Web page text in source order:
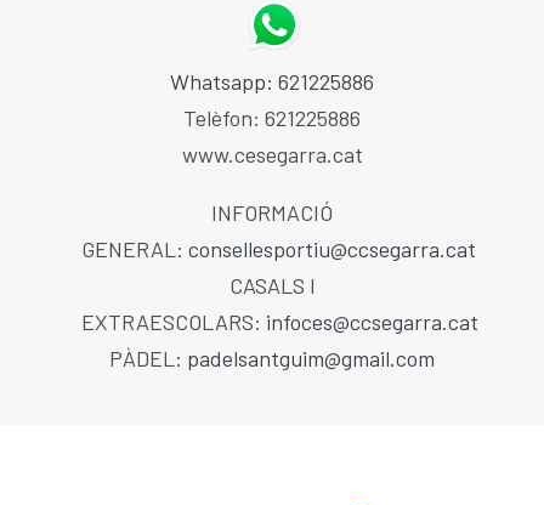
GRUP ATLETISME CERVERA
CURSES INFANTILS CAMINS DE FUSTA 26
ACTIVITATS PADEL SANT GUIM 25-26
RÁNQUING PÀDEL SANT GUIM 25-26
ESCOLA PÁDEL CURS 25-26
BORSA DE TREBALLWhatsapp: 621225886
Telèfon: 621225886
www.cesegarra.cat
INFORMACIÓ
GENERAL:consellesportiu@ccsegarra.cat
CASALS I
EXTRAESCOLARS: infoces@ccsegarra.cat
PÀDEL: padelsantguim@gmail.com